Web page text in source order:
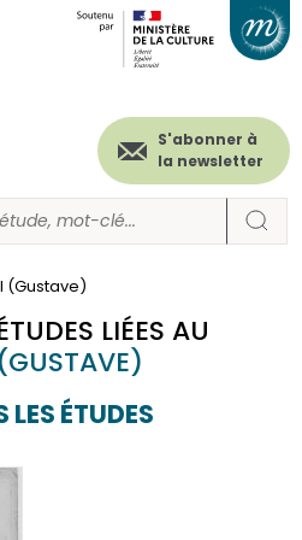
S'abonner à
la newsletter
(Gustave)
LIÉES AU
LES ÉTUDES